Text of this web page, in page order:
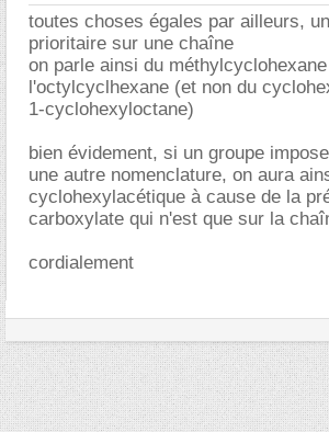
toutes choses égales par ailleurs,
prioritaire sur une chaîne
on parle ainsi du
l'octylcyclhexane (et non du
1-cyclohexyloctane)
bien évidement, si un groupe
une autre nomenclature, on aura
cyclohexylacétique à cause de la
carboxylate qui n'est que sur la
cordialement